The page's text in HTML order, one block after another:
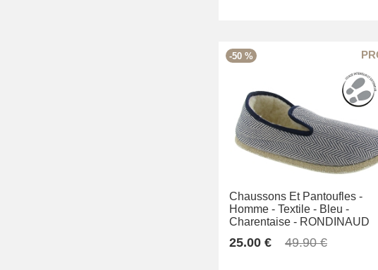
-50 %
Chaussons Et Pantoufles -
Homme - Textile - Bleu -
Charentaise - RONDINAUD
25.00 € 49.90 €